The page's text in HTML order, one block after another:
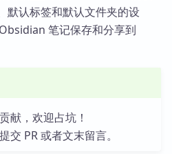
默认标签和默认文件夹的设
笔记保存和分享到
献，欢迎占坑！
交 PR 或者文末留言。